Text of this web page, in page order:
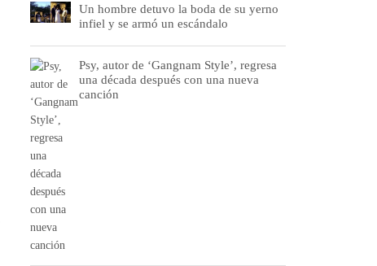
Un hombre detuvo la boda de su yerno
infiel y se armó un escándalo
Psy, autor de ‘Gangnam Style’, regresa
una década después con una nueva
canción